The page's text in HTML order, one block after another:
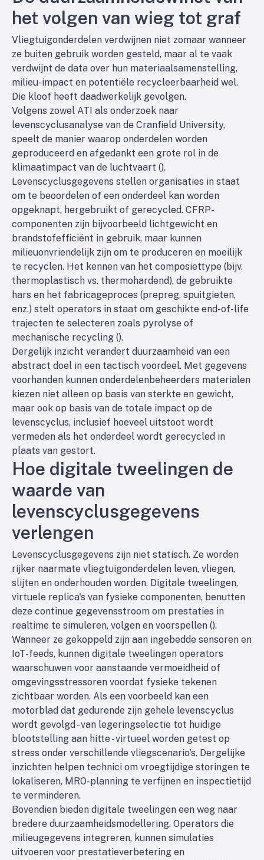
het volgen van wieg tot graf
Vliegtuigonderdelen verdwijnen niet zomaar wanneer
ze buiten gebruik worden gesteld, maar al te vaak
verdwijnt de data over hun materiaalsamenstelling,
milieu-impact en potentiële recycleerbaarheid wel.
Die kloof heeft daadwerkelijk gevolgen.
Volgens zowel ATI als onderzoek naar
levenscyclusanalyse van de Cranfield University,
speelt de manier waarop onderdelen worden
geproduceerd en afgedankt een grote rol in de
klimaatimpact van de luchtvaart ().
Levenscyclusgegevens stellen organisaties in staat
om te beoordelen of een onderdeel kan worden
opgeknapt, hergebruikt of gerecycled. CFRP-
componenten zijn bijvoorbeeld lichtgewicht en
brandstofefficiënt in gebruik, maar kunnen
milieuonvriendelijk zijn om te produceren en moeilijk
te recyclen. Het kennen van het composiettype (bijv.
thermoplastisch vs. thermohardend), de gebruikte
hars en het fabricageproces (prepreg, spuitgieten,
enz.) stelt operators in staat om geschikte end-of-life
trajecten te selecteren zoals pyrolyse of
mechanische recycling ().
Dergelijk inzicht verandert duurzaamheid van een
abstract doel in een tactisch voordeel. Met gegevens
voorhanden kunnen onderdelenbeheerders materialen
kiezen niet alleen op basis van sterkte en gewicht,
maar ook op basis van de totale impact op de
levenscyclus, inclusief hoeveel uitstoot wordt
vermeden als het onderdeel wordt gerecycled in
plaats van gestort.
Hoe digitale tweelingen de
waarde van
levenscyclusgegevens
verlengen
Levenscyclusgegevens zijn niet statisch. Ze worden
rijker naarmate vliegtuigonderdelen leven, vliegen,
slijten en onderhouden worden. Digitale tweelingen,
virtuele replica's van fysieke componenten, benutten
deze continue gegevensstroom om prestaties in
realtime te simuleren, volgen en voorspellen ().
Wanneer ze gekoppeld zijn aan ingebedde sensoren en
IoT-feeds, kunnen digitale tweelingen operators
waarschuwen voor aanstaande vermoeidheid of
omgevingsstressoren voordat fysieke tekenen
zichtbaar worden. Als een voorbeeld kan een
motorblad dat gedurende zijn gehele levenscyclus
wordt gevolgd - van legeringselectie tot huidige
blootstelling aan hitte - virtueel worden getest op
stress onder verschillende vliegscenario's. Dergelijke
inzichten helpen technici om vroegtijdige storingen te
lokaliseren, MRO-planning te verfijnen en inspectietijd
te verminderen.
Bovendien bieden digitale tweelingen een weg naar
bredere duurzaamheidsmodellering. Operators die
milieugegevens integreren, kunnen simulaties
uitvoeren voor prestatieverbetering en